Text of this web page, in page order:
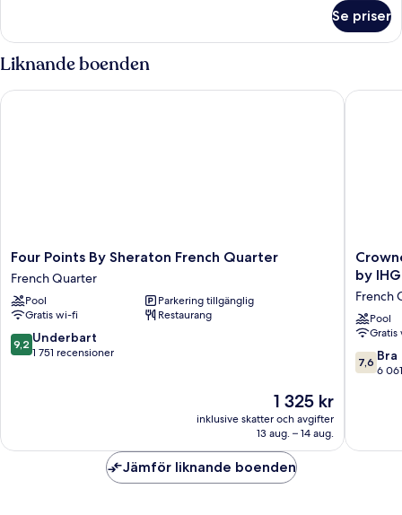
Se priser
Liknande boenden
Four
Points
By
Sheraton
French
Quarter
French
Four Points By Sheraton French Quarter
French Quarter
Pool
Parkering tillgänglig
Gratis wi-fi
Restaurang
9.2
av
9,2 Underbart
1 751 recensioner
Priset
är
1 325 kr
1 325 kr
inklusive skatter och avgifter
13 aug. – 14 aug.
Four Points By Sheraton French Quarter
Crowne
Plaza
New
Orleans
French
Qtr
-
Astor
by IHG
French
Pool
7.6
av
7,6 Bra
6
Crowne
Jämför liknande boenden